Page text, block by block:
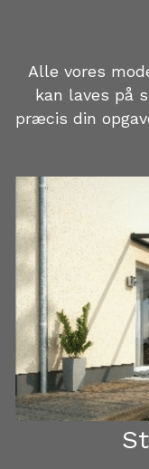
Alle vores
kan laves på
præcis din